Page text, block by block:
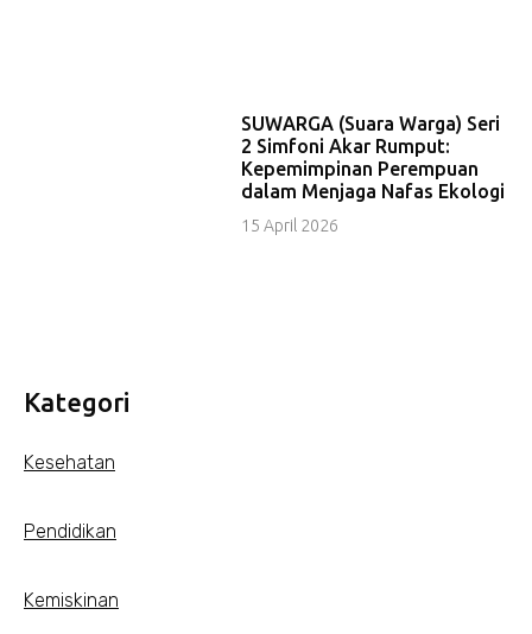
SUWARGA (Suara Warga) Seri
2 Simfoni Akar Rumput:
Kepemimpinan Perempuan
dalam Menjaga Nafas Ekologi
15 April 2026
Kategori
Kesehatan
Pendidikan
Kemiskinan